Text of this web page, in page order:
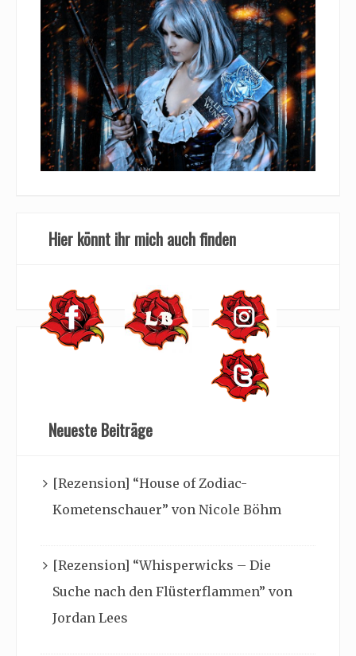
Hier könnt ihr mich auch finden
Neueste Beiträge
[Rezension] “House of Zodiac-
Kometenschauer” von Nicole Böhm
[Rezension] “Whisperwicks – Die
Suche nach den Flüsterflammen” von
Jordan Lees